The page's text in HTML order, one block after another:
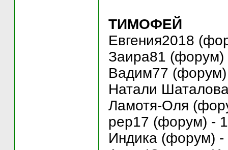
ТИМОФЕЙ
Евгения2018
Заира81 (форум)
Вадим77
Натали
Ламотя-Оля
pep17 (форум) -
Индика (форум) -